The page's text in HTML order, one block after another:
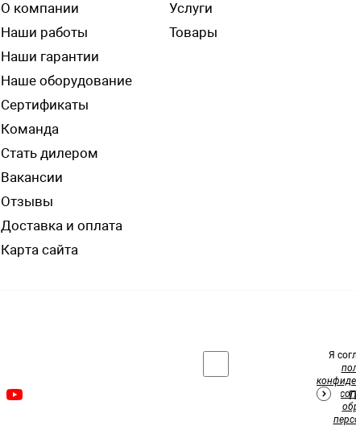
О компании
Наши работы
Наши гарантии
Наше оборудование
Сертификаты
Команда
Стать дилером
Вакансии
Отзывы
Доставка и оплата
Карта сайта
Услуги
Товары
Я